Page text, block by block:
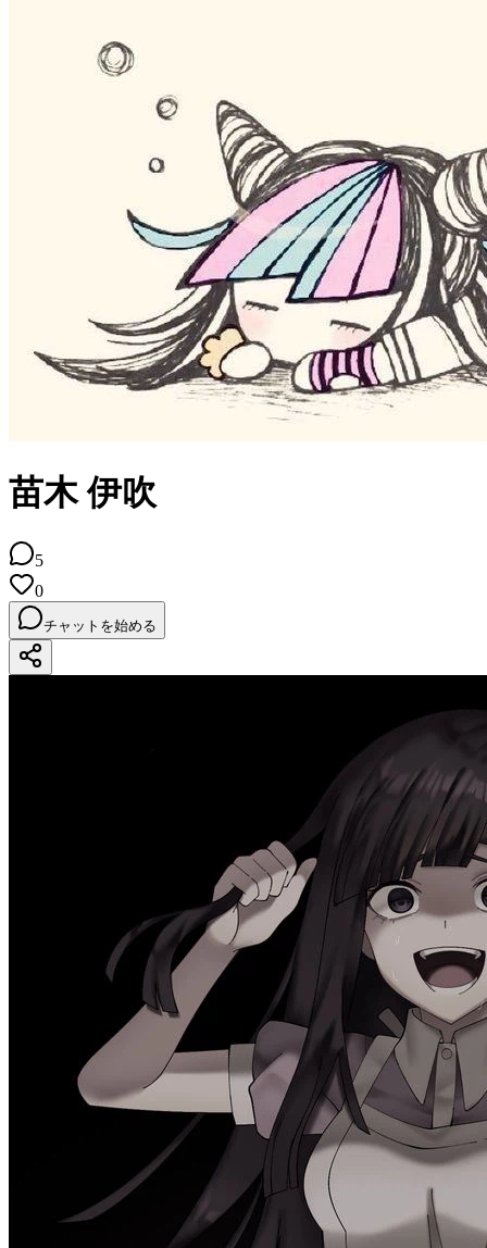
苗木 伊吹
5
0
チャットを始める